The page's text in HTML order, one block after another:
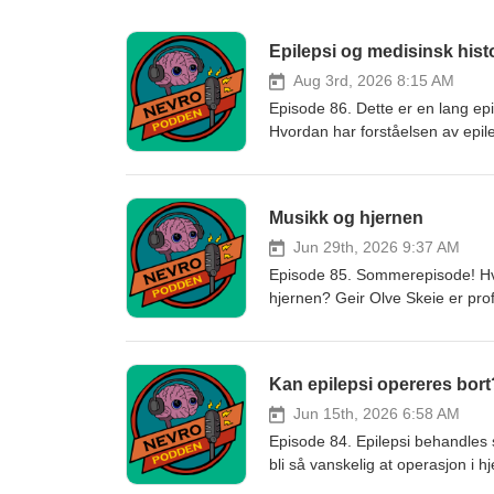
Epilepsi og medisinsk
Aug 3rd, 2026 8:15 AM
Episode 86. Dette er en lang
Hvordan har forståelsen av
over 40 år på Haukeland
(lege i spesialisering), Anna
spesialisering), Nils Hauff (lege
Hørbo og Are Brean Klipp og
Instagram!
Musikk og hjernen
Jun 29th, 2026 9:37 AM
Episode 85. Sommerepisode!
hjernen? Geir Olve Skeie er
hjernen og ledet Demenskoret
3/4 takt og venstre hånd i 4/4
hemisfærene". Jeanette og
spesialisering), Anna Bjerkreim
spesialisering), Nils Hauff
Kan epilepsi opereres
Jun 15th, 2026 6:58 AM
Episode 84. Epilepsi
bli så vanskelig at operasjon i